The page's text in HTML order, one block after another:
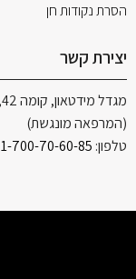
הסרת נקודות חן
יצירת קשר
מגדל מידטאון, קומה 42, דרך מנחם בגין 144 א' תל אביב
(המרפאה מונגשת)
טלפון: 1-700-70-60-85